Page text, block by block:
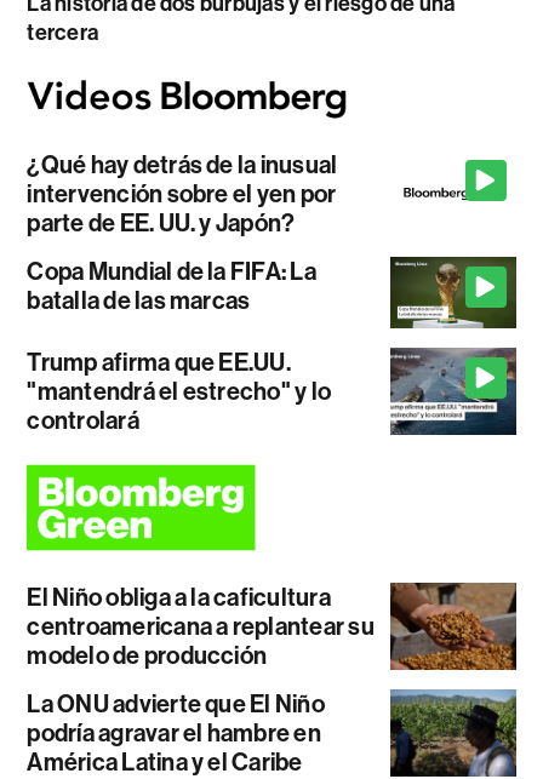
tercera
¿Qué hay detrás de la inusual
intervención sobre el yen por
parte de EE. UU. y Japón?
Copa Mundial de la FIFA: La
batalla de las marcas
Trump afirma que EE.UU.
"mantendrá el estrecho" y lo
controlará
El Niño obliga a la caficultura
centroamericana a replantear su
modelo de producción
La ONU advierte que El Niño
podría agravar el hambre en
América Latina y el Caribe